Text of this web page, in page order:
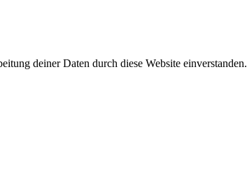
deiner Daten durch diese Website einverstanden.